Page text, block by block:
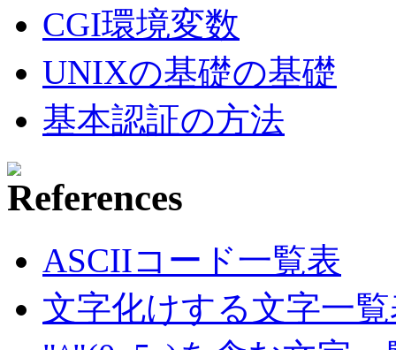
CGI環境変数
UNIXの基礎の基礎
基本認証の方法
ASCIIコード一覧表
文字化けする文字一